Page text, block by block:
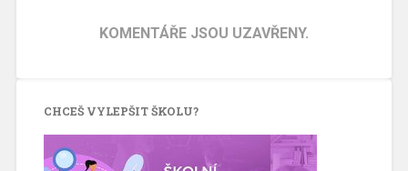
KOMENTÁŘE JSOU UZAVŘENY.
CHCEŠ VYLEPŠIT ŠKOLU?